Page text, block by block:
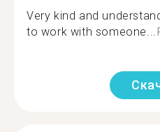
Very kind and
to work with someone...